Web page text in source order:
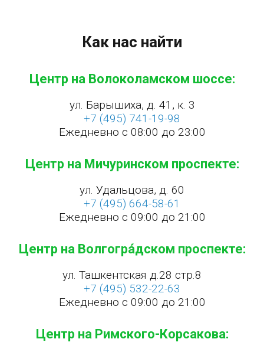
Как нас найти
Центр на Волоколамском шоссе:
ул. Барышиха, д. 41, к. 3
+7 (495) 741-19-98
Ежедневно с 08:00 до 23:00
Центр на Мичуринском проспекте:
ул. Удальцова, д. 60
+7 (495) 664-58-61
Ежедневно с 09:00 до 21:00
Центр на Волгогра́дском проспекте:
ул. Ташкентская д.28 стр.8
+7 (495) 532-22-63
Ежедневно с 09:00 до 21:00
Центр на Римского-Корсакова: